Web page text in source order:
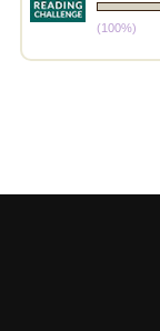
(100%)